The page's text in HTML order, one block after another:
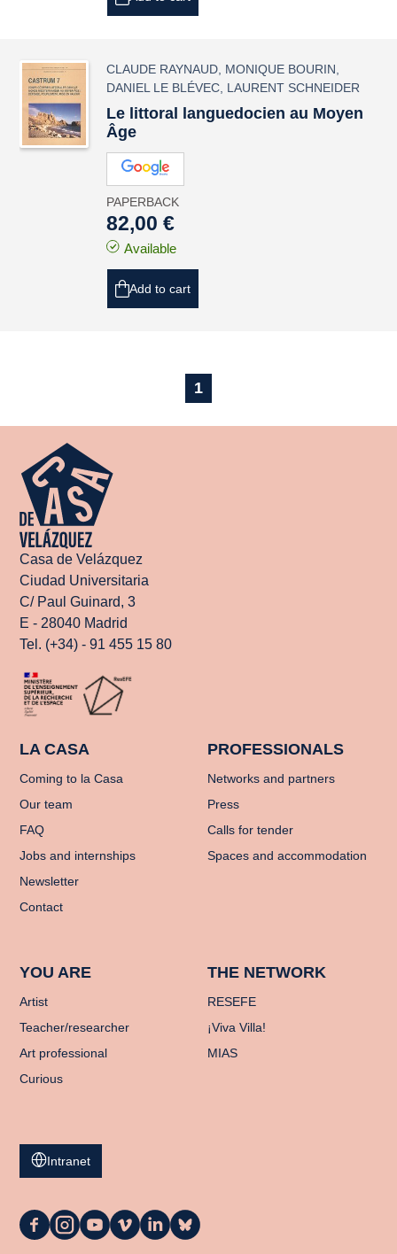
CLAUDE RAYNAUD MONIQUE BOURIN
DANIEL LE BLÉVEC LAURENT SCHNEIDER
Le littoral languedocien au Moyen
Âge
PAPERBACK
82,00 €
Available
Add to cart
1
Casa de Velázquez
Ciudad Universitaria
C/ Paul Guinard, 3
E - 28040 Madrid
Tel. (+34) - 91 455 15 80
LA CASA
Coming to la Casa
Our team
FAQ
Jobs and internships
Newsletter
Contact
PROFESSIONALS
Networks and partners
Press
Calls for tender
Spaces and accommodation
YOU ARE
Artist
Teacher/researcher
Art professional
Curious
THE NETWORK
RESEFE
¡Viva Villa!
MIAS
Intranet
La
La
La
La
La
La